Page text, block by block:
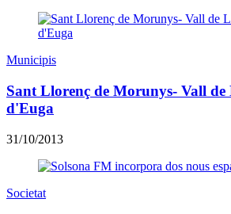
Municipis
Sant Llorenç de Morunys- Vall
d'Euga
31/10/2013
Societat